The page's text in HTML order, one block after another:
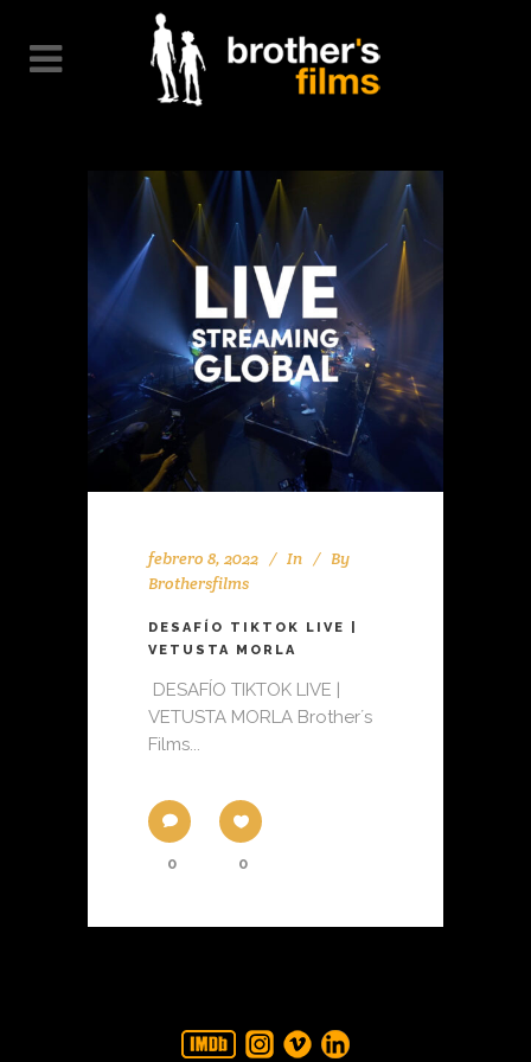
febrero 8, 2022 In
By
Brothersfilms
DESAFÍO TIKTOK LIVE |
VETUSTA MORLA
DESAFÍO TIKTOK LIVE |
VETUSTA MORLA Brother´s
Films...
0 0